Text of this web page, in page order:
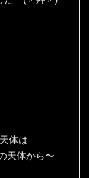
体は
天体から〜